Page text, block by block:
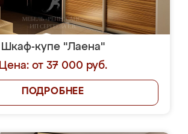
Шкаф-купе "Лаена"
Цена: от 37 000 руб.
ПОДРОБНЕЕ